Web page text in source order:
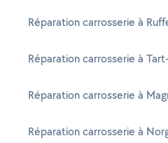
Réparation carrosserie à
Réparation carrosserie à
Réparation carrosserie à
Réparation carrosserie à